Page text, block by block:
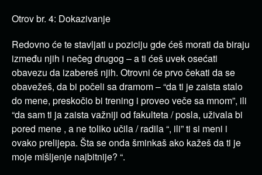
Otrov br. 4: Dokazivanje
Redovno će te stavljati u poziciju gde ćeš morati da biraju
između njih i nečeg drugog – a ti ćeš uvek osećati
obavezu da izabereš njih. Otrovni će prvo čekati da se
obavežeš, da bi počeli sa dramom – “da ti je zaista stalo
do mene, preskočio bi trening i proveo veče sa mnom”, ili
“da sam ti ja zaista važniji od fakulteta / posla, uživala bi
pored mene , a ne toliko učila / radila “, ili” ti si meni i
ovako prelijepa. Šta se onda šminkaš ako kažeš da ti je
moje mišljenje najbitnije? “.